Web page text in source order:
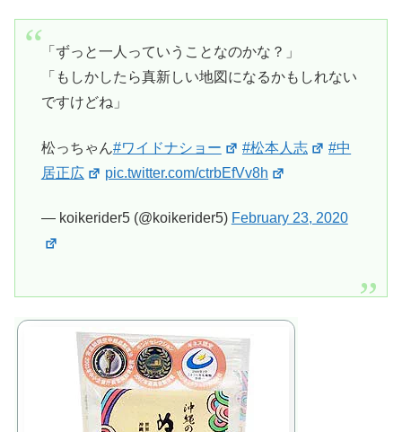
「ずっと一人っていうことなのかな？」
「もしかしたら真新しい地図になるかもしれない
ですけどね」
松っちゃん#ワイドナショー #松本人志
#中
居正広
pic.twitter.com/ctrbEfVv8h
— koikerider5 (@koikerider5) February 23, 2020